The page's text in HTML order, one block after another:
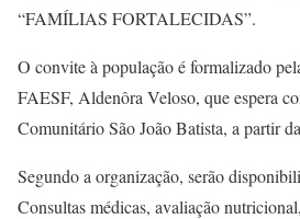
“FAMÍLIAS FORTALECIDAS”.
O convite à população é formalizado
FAESF, Aldenôra Veloso, que espera
Comunitário São João Batista, a partir
Segundo a organização, serão
Consultas médicas, avaliação